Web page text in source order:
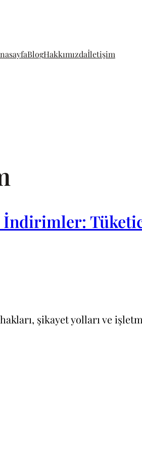
BlogHakkımızdaİletişim
İndirimler:
şikayet yolları ve